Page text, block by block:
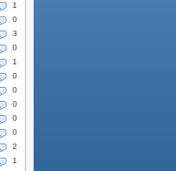
1
0
3
0
1
0
0
0
0
0
2
1